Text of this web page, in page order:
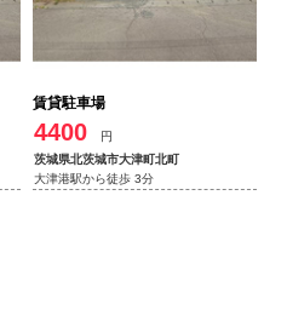
賃貸駐車場
4400
円
茨城県北茨城市大津町北町
大津港駅から徒歩 3分